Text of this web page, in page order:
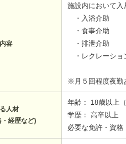
容
施設内において
・入浴介助
・食事介助
・排泄介助
・レクレーシ
※月５回程度夜勤
人材
・経歴など)
年齢： 18歳以上
学歴： 高卒以上
必要な免許・資格